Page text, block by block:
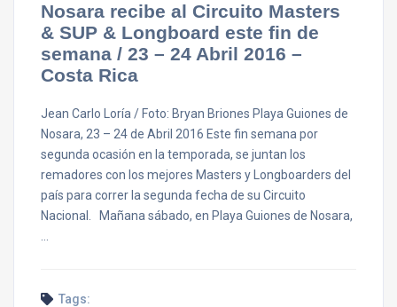
Nosara recibe al Circuito Masters
& SUP & Longboard este fin de
semana / 23 – 24 Abril 2016 –
Costa Rica
Jean Carlo Loría / Foto: Bryan Briones Playa Guiones de
Nosara, 23 – 24 de Abril 2016 Este fin semana por
segunda ocasión en la temporada, se juntan los
remadores con los mejores Masters y Longboarders del
país para correr la segunda fecha de su Circuito
Nacional. Mañana sábado, en Playa Guiones de Nosara,
Tags: